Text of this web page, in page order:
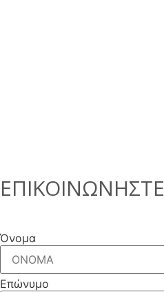
ΕΠΙΚΟΙΝΩΝΗΣΤΕ
Όνομα
Επώνυμο